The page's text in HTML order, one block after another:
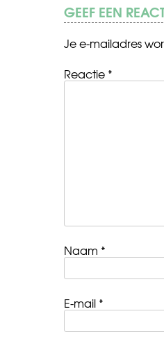
GEEF EEN
Je e-mailadres
Reactie *
Naam *
E-mail *